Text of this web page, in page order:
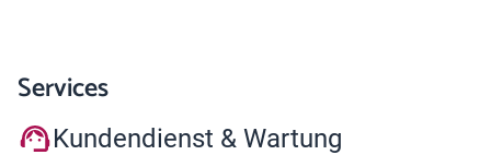
Services
Kundendienst & Wartung